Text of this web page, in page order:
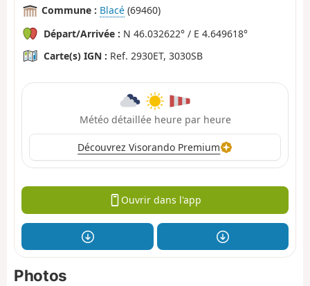
Commune : Blacé (69460)
Départ/Arrivée : N 46.032622° / E 4.649618°
Carte(s) IGN : Ref. 2930ET, 3030SB
Météo détaillée heure par heure
Découvrez Visorando Premium
Ouvrir dans l'app
Photos